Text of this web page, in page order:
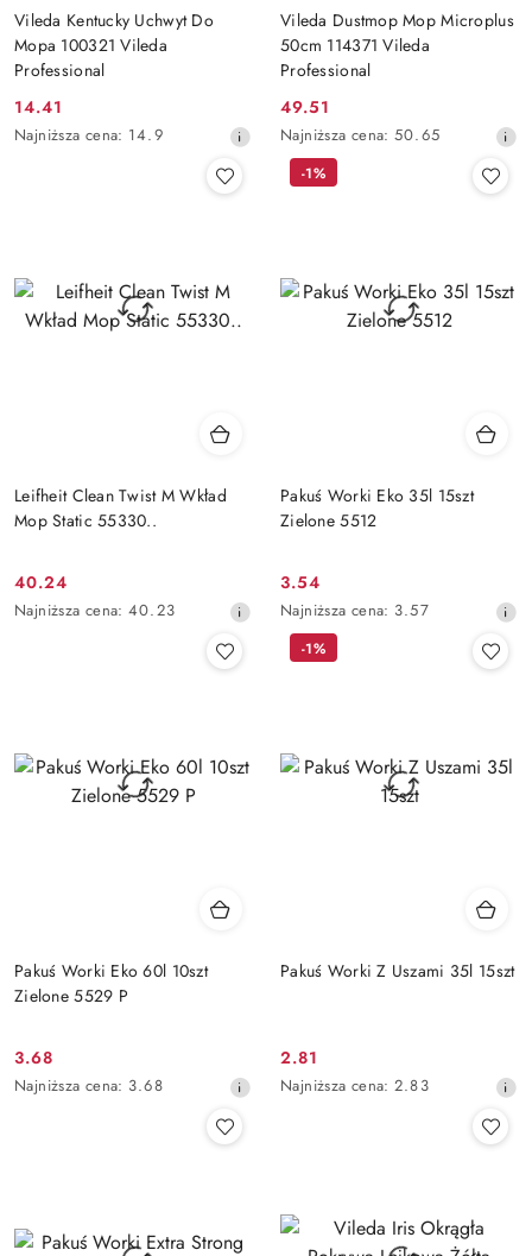
Vileda Kentucky Uchwyt Do
Mopa 100321 Vileda
Professional
Cena
promocyjna:
14.41
Najniższa
Najniższa cena: 14.9
Vileda Dustmop Mop Microplus
50cm 114371 Vileda
Professional
Cena
promocyjna:
49.51
Najniższa
cena
Najniższa cena: 50.65
Leifheit Clean Twist M Wkład
Mop Static 55330..
Cena
promocyjna:
40.24
Najniższa
Najniższa cena: 40.23
Pakuś Worki Eko 35l 15szt
Zielone 5512
Cena
promocyjna:
3.54
Najniższa
cena
Najniższa cena: 3.57
-1%
Pakuś Worki Eko 60l 10szt
Zielone 5529 P
Cena
promocyjna:
3.68
Najniższa
Najniższa cena: 3.68
Pakuś Worki Z Uszami 35l 15szt
Cena
promocyjna:
2.81
Najniższa
obniżką
Najniższa cena: 2.83
-1%